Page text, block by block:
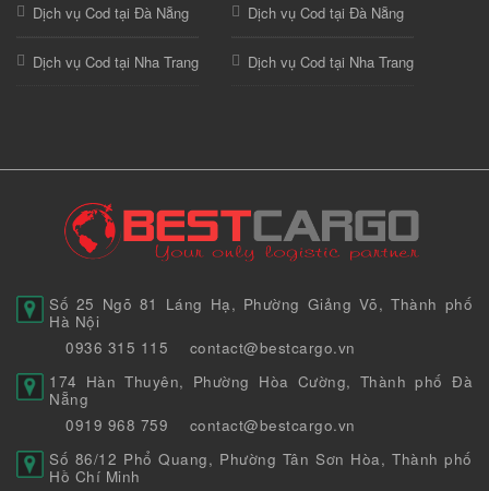
Dịch vụ Cod tại Đà Nẵng
Dịch vụ Cod tại Nha Trang
Dịch vụ Cod tại Đà Nẵng
Dịch vụ Cod tại Nha Trang
Số 25 Ngõ 81 Láng Hạ, Phường Giảng Võ, Thành phố
Hà Nội
0936 315 115
contact@bestcargo.vn
174 Hàn Thuyên, Phường Hòa Cường, Thành phố Đà
Nẵng
0919 968 759
contact@bestcargo.vn
Số 86/12 Phổ Quang, Phường Tân Sơn Hòa, Thành phố
Hồ Chí Minh